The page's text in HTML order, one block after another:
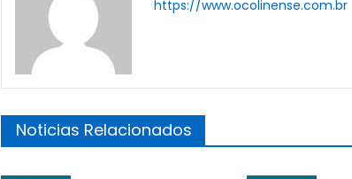
https://www.ocolinense.com.br
Noticias Relacionados